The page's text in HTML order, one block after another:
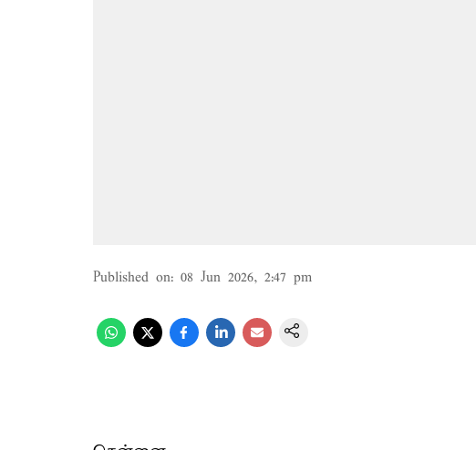
Published on: 08 Jun 2026, 2:47 pm